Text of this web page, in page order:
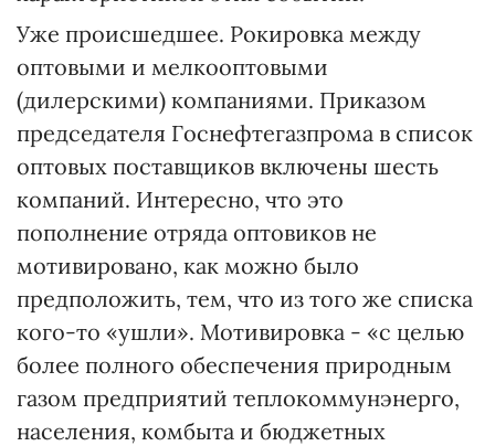
Уже происшедшее. Рокировка между
оптовыми и мелкооптовыми
(дилерскими) компаниями. Приказом
председателя Госнефтегазпрома в список
оптовых поставщиков включены шесть
компаний. Интересно, что это
пополнение отряда оптовиков не
мотивировано, как можно было
предположить, тем, что из того же списка
кого-то «ушли». Мотивировка - «с целью
более полного обеспечения природным
газом предприятий теплокоммунэнерго,
населения, комбыта и бюджетных